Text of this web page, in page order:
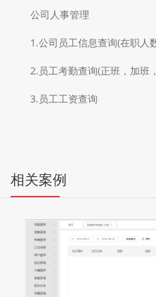
公司人事管理
1.公司员工信息查询(在职人
2.员工考勤查询(正班，加班
3.员工工资查询
相关案例